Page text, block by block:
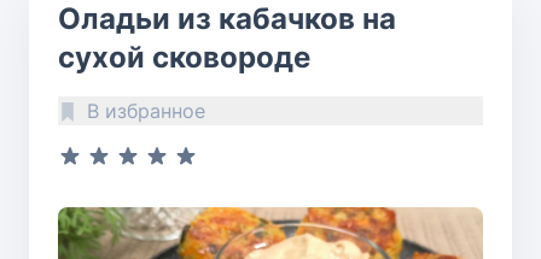
Оладьи из кабачков на
сухой сковороде
В избранное